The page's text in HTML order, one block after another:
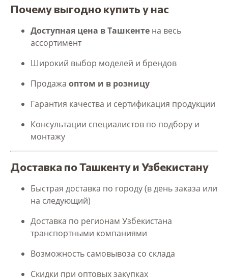
Почему выгодно купить у нас
Доступная цена в Ташкенте на весь
ассортимент
Широкий выбор моделей и брендов
Продажа оптом и в розницу
Гарантия качества и сертификация продукции
Консультации специалистов по подбору и
монтажу
Доставка по Ташкенту и Узбекистану
Быстрая доставка по городу (в день заказа или
на следующий)
Доставка по регионам Узбекистана
транспортными компаниями
Возможность самовывоза со склада
Скидки при оптовых закупках